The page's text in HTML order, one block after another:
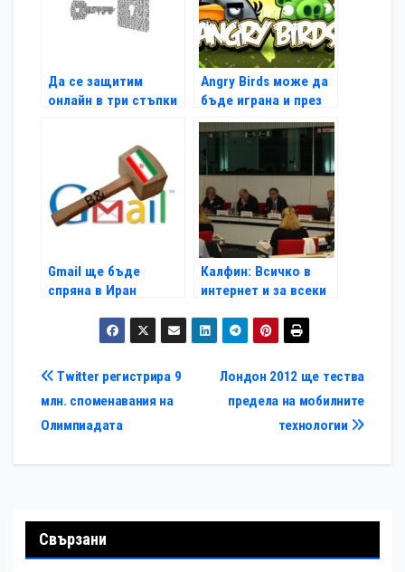
Да се защитим
онлайн в три стъпки
Angry Birds може да
бъде играна и през
Timeline
Gmail ще бъде
спряна в Иран
Калфин: Всичко в
интернет и за всеки
Навигация
Лондон 2012 ще тества
предела на мобилните
технологии
Twitter регистрира 9
млн. споменавания на
Олимпиадата
Свързани